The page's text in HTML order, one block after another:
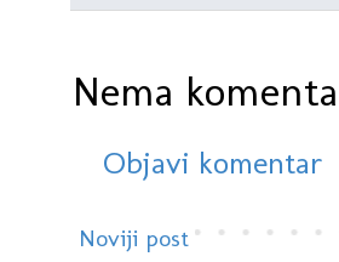
Nema
Objavi komentar
Noviji post